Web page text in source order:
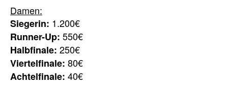
Damen:
Siegerin: 1.200€
Runner-Up: 550€
Halbfinale: 250€
Viertelfinale: 80€
Achtelfinale: 40€